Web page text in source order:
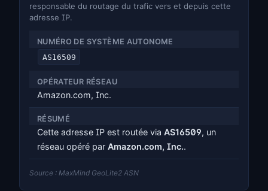
responsable du routage du trafic vers et depuis cette
adresse IP.
NUMÉRO DE SYSTÈME AUTONOME
AS16509
OPÉRATEUR RÉSEAU
Amazon.com, Inc.
RÉSUMÉ
Cette adresse IP est routée via AS16509, un
réseau opéré par Amazon.com, Inc..
Source : MaxMind GeoLite2 ASN